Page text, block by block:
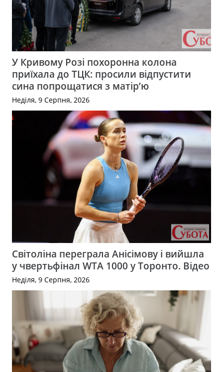
У Кривому Розі похоронна колона
приїхала до ТЦК: просили відпустити
сина попрощатися з матір’ю
Неділя, 9 Серпня, 2026
Світоліна переграла Анісімову і вийшла
у чвертьфінал WTA 1000 у Торонто. Відео
Неділя, 9 Серпня, 2026